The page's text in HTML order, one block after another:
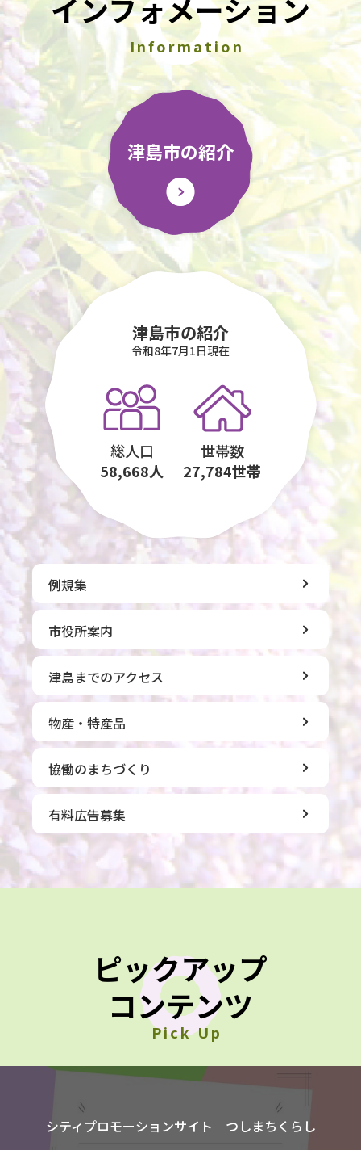
インフォメーション
Information
例規集
市役所案内
津島までのアクセス
物産・特産品
協働のまちづくり
有料広告募集
津島市の紹介
令和8年7月1日現在
総人口
58,668人
世帯数
27,784世帯
津島市の紹介
ピックアップ
コンテンツ
Pick Up
シティプロモーションサイト つしまちくらし